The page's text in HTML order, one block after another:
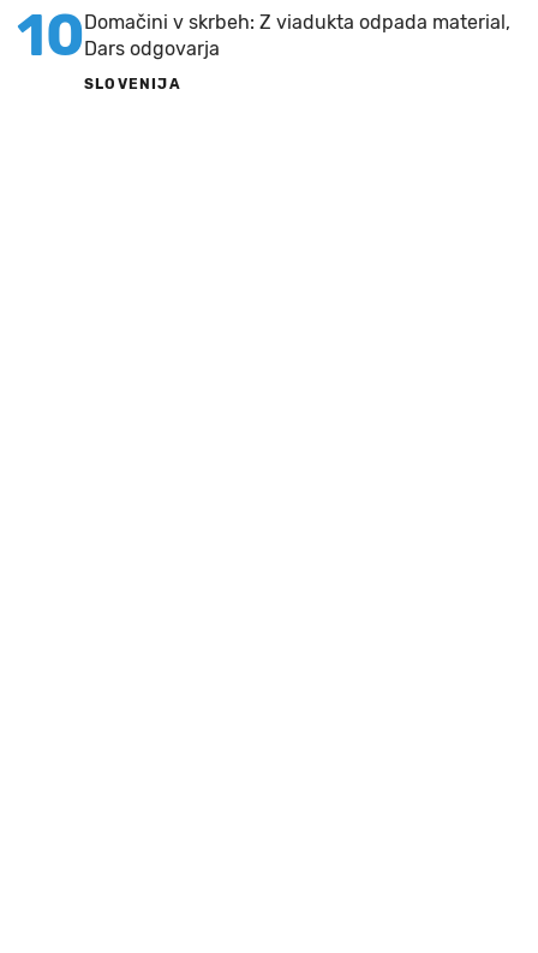
10 Domačini v skrbeh: Z viadukta odpada material,
Dars odgovarja
SLOVENIJA